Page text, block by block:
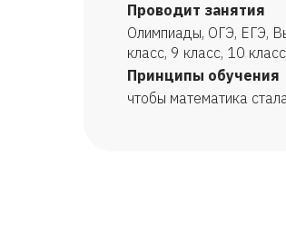
Проводит занятия
Олимпиады, ОГЭ, ЕГЭ,
класс, 9 класс, 10
Принципы обучения
чтобы математика